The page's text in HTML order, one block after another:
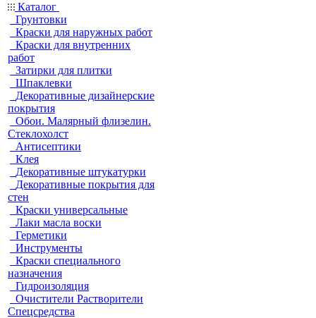
Каталог
Грунтовки
Краски для наружных работ
Краски для внутренних
работ
Затирки для плитки
Шпаклевки
Декоративные дизайнерские
покрытия
Обои. Малярный флизелин.
Стеклохолст
Антисептики
Клея
Декоративные штукатурки
Декоративные покрытия для
стен
Краски универсальные
Лаки масла воски
Герметики
Инструменты
Краски специального
назначения
Гидроизоляция
Очистители Растворители
Спецсредства